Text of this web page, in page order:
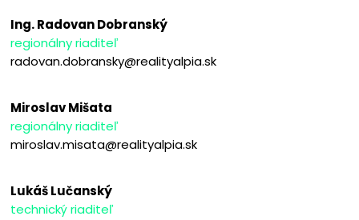
Ing. Radovan Dobranský
regionálny riaditeľ
radovan.dobransky@realityalpia.sk
Miroslav Mišata
regionálny riaditeľ
miroslav.misata@realityalpia.sk
Lukáš Lučanský
technický riaditeľ